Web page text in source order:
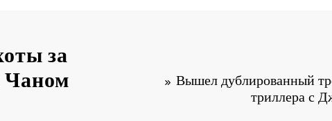
за
Вышел дублированный
триллера с